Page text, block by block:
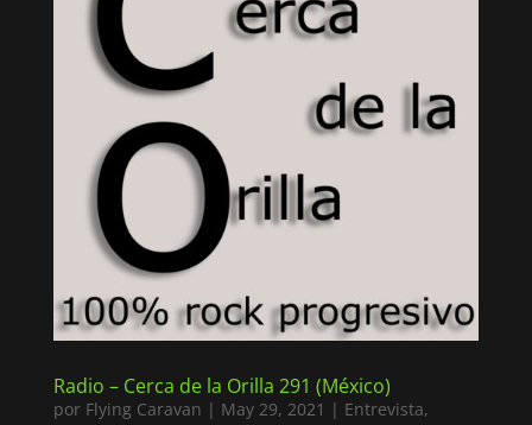
Radio – Cerca de la Orilla 291 (México)
por Flying Caravan | May 29, 2021 | Entrevista,